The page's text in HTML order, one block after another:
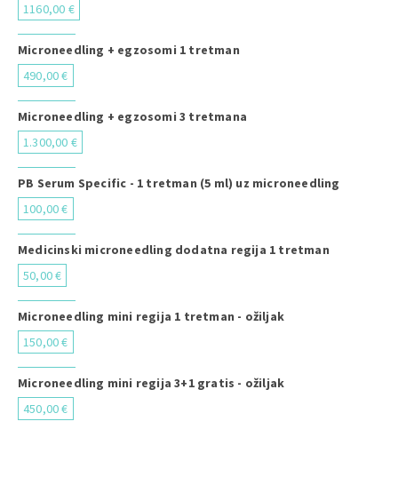
1160,00 €
Microneedling + egzosomi 1 tretman
490,00 €
Microneedling + egzosomi 3 tretmana
1.300,00 €
PB Serum Specific - 1 tretman (5 ml) uz microneedling
100,00 €
Medicinski microneedling dodatna regija 1 tretman
50,00 €
Microneedling mini regija 1 tretman - ožiljak
150,00 €
Microneedling mini regija 3+1 gratis - ožiljak
450,00 €